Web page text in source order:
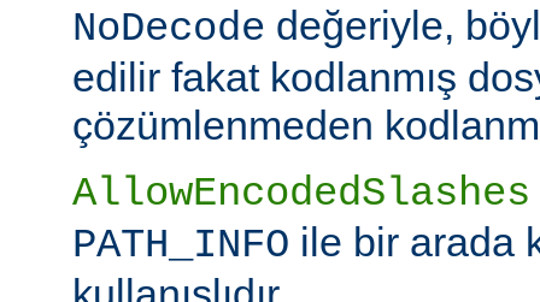
NoDecode değeriyle,
edilir fakat kodlanmış
çözümlenmeden
AllowEncodedSlashes
PATH_INFO ile bir arada